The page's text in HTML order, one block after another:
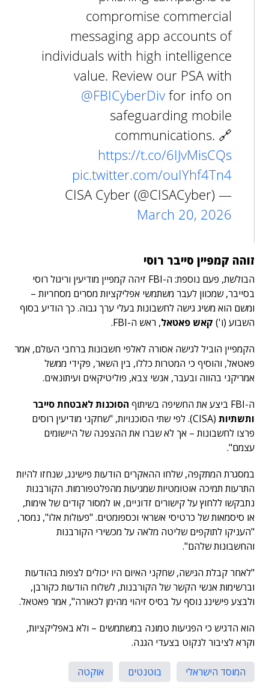
compromise commercial
messaging app accounts of
individuals with high intelligence
value. Review our PSA with
@FBICyberDiv for info on
safeguarding mobile
communications. 🔗
https://t.co/6IJvMisCQs
pic.twitter.com/ouIYhf4Tn4
— CISA Cyber (@CISACyber)
March 20, 2026
זוהה קמפיין סייבר רוסי
הבולשת, פעם נוספת: ה-FBI זיהה קמפיין מודיעין וריגול רוסי
בסייבר, שמכוון לעבר משתמשי אפליקציות מסרים מסחריות –
ומשם הוא משיג גישה לחשבונות בעלי ערך גבוה. כך הודיע בסוף
השבוע (ו') קאש פאטאל, ראש ה-FBI.
הקמפיין הוביל לגישה אסורה לאלפי חשבונות ברחבי העולם, אמר
פאטאל, והוסיף כי המטרות כללו, בין השאר, פקידי ממשל
אמריקני בהווה ובעבר, אנשי צבא, פוליטיקאים ועיתונאים.
ה-FBI ביצע את החשיפה בשיתוף
הסוכנות לאבטחת סייבר
ותשתיות
(CISA). לפי שתי הסוכנויות, "שחקני מודיעין רוסים
פרצו לחשבונות – אך לא שברו את ההצפנה של היישומים
עצמם".
במסגרת המתקפה, שלחו ההאקרים הודעות פישינג, שנחזו להיות
התרעות תמיכה אוטומטיות שמגיעות מהפלטפורמות. הקורבנות
נתבקשו ללחוץ על קישורים זדוניים, או למסור קודים של אימות,
או סיסמאות של כרטיסי אשראי וכספומטים. "פעולות אלו", נמסר,
"העניקו לתוקפים שליטה מלאה על מכשירי הקורבנות
והחשבונות שלהם".
"לאחר קבלת הגישה, שחקני האיום היו יכולים לצפות בהודעות
וברשימות אנשי הקשר של הקורבנות, לשלוח הודעות כקורבן,
ולבצע פישינג נוסף על בסיס זיהוי מהימן לכאורה", אמר פאטאל.
הוא הדגיש כי הפגיעות טמונה במשתמשים – ולא באפליקציות,
וקרא לציבור לנקוט בצעדי הגנה.
המוסד הישראלי בוטנטים
אוקטה